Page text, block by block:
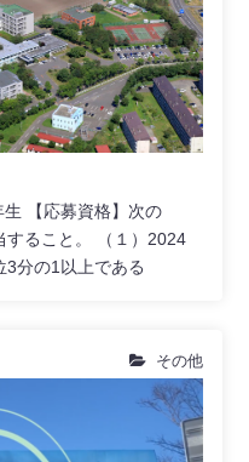
生 【応募資格】次の
すること。 （１）2024
3分の1以上である
その他